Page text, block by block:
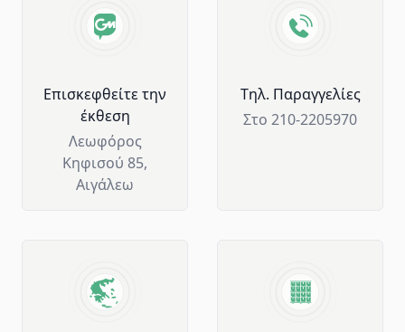
Επισκεφθείτε την
έκθεση
Λεωφόρος
Κηφισού 85,
Αιγάλεω
Tηλ. Παραγγελίες
Στο 210-2205970